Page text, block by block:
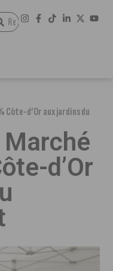
Côte-d’Or aux jardins du
d’Or